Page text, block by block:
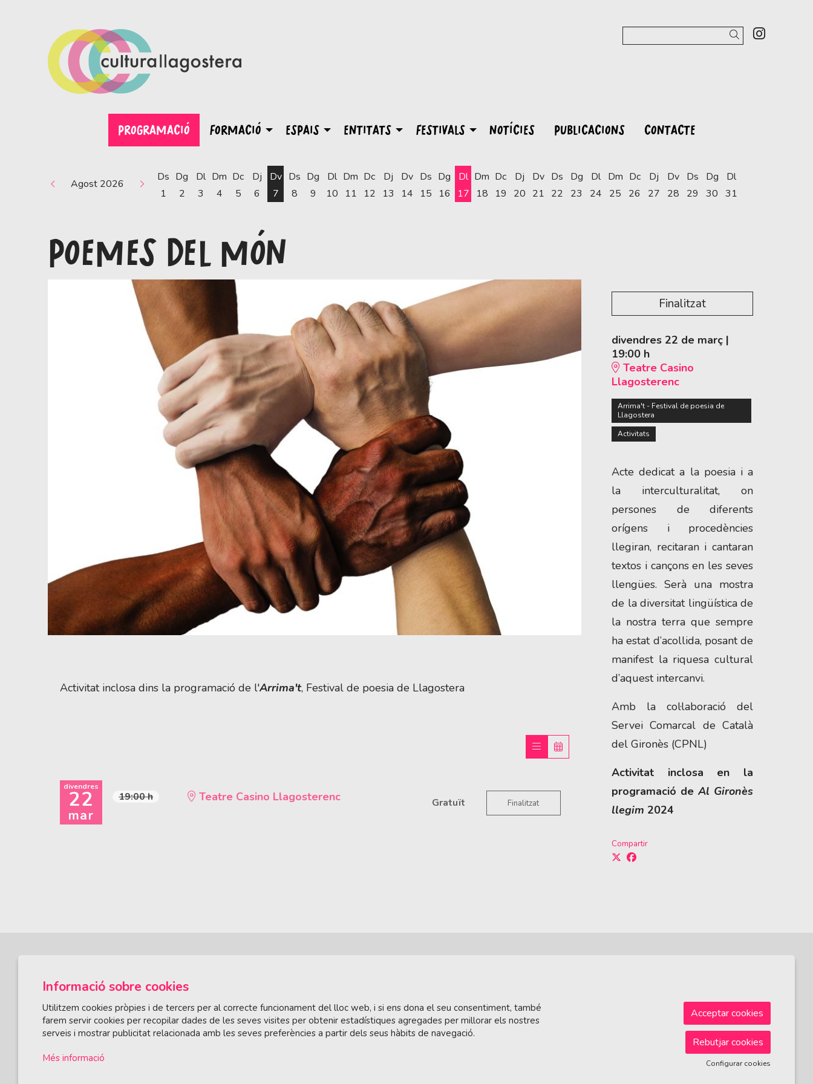
Link a
Cercar
PROGRAMACIÓ FORMACIÓ ESPAIS ENTITATS FESTIVALS NOTÍCIES PUBLICACIONS CONTACTE
Agost 2026
Ds
1
Dg
2
Dl
3
Dm
4
Dc
5
Dj
6
Dv
7
Ds
8
Dg
9
Dl
10
Dm
11
Dc
12
Dj
13
Dv
14
Ds
15
Dg
16
Dl
17
Dm
18
Dc
19
Dj
20
Dv
21
Ds
22
Dg
23
Dl
24
Dm
25
Dc
26
Dj
27
Dv
28
Ds
29
Dg
30
Dl
31
POEMES DEL MÓN
Finalitzat
divendres 22 de març |
19:00 h
Teatre Casino
Llagosterenc
Arrima't - Festival de poesia de
Llagostera
Activitats
Acte dedicat a la poesia i a
la interculturalitat, on
persones de diferents
orígens i procedències
llegiran, recitaran i cantaran
textos i cançons en les seves
llengües. Serà una mostra
de la diversitat lingüística de
la nostra terra que sempre
ha estat d’acollida, posant de
manifest la riquesa cultural
d’aquest intercanvi.
Amb la col·laboració del
Servei Comarcal de Català
del Gironès (CPNL)
Activitat inclosa en la
programació de Al Gironès
llegim 2024
Compartir
Activitat inclosa dins la programació de l'Arrima't, Festival de poesia de Llagostera
divendres
22
mar
19:00 h Teatre Casino Llagosterenc Gratuït Finalitzat
ÀREA DE CULTURA
Olivareta, 38 · T. 972 83 00 05
Informació sobre cookies
Utilitzem cookies pròpies i de tercers per al correcte funcionament del lloc web, i si ens dona el seu consentiment, també
farem servir cookies per recopilar dades de les seves visites per obtenir estadístiques agregades per millorar els nostres
serveis i mostrar publicitat relacionada amb les seves preferències a partir dels seus hàbits de navegació.
Més informació
Acceptar cookies
Rebutjar cookies
Configurar cookies